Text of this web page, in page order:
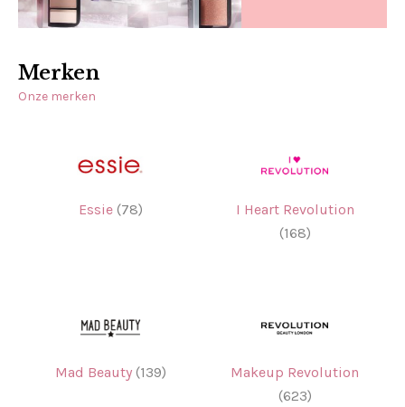
Merken
Onze merken
Essie (78)
I Heart Revolution
(168)
Mad Beauty (139)
Makeup Revolution
(623)